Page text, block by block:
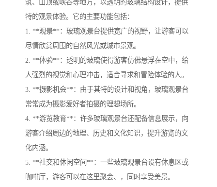
筑、山顶或峡谷等地方，以透明的玻璃结构设计，提供
特的观景体验。它的主要功能包括：
1. **观景**：玻璃观景台提供宽广的视野，让游客可以
尽情欣赏周围的自然风光或城市景观。
2. **体验**：透明的玻璃使得游客仿佛悬浮在空中，给
人强烈的视觉和心理冲击，适合寻求和冒险体验的人。
3. **摄影机会**：由于其特的设计和视角，玻璃观景台
常常成为摄影爱好者拍摄的理想场所。
4. **游览教育**：许多玻璃观景台还配备信息展示，向
游客介绍周边的地理、历史和文化知识，提升游览的文
化内涵。
5. **社交和休闲空间**：一些玻璃观景台设有休息区或
咖啡厅，游客可以在这里聚会、，同时享受美景。